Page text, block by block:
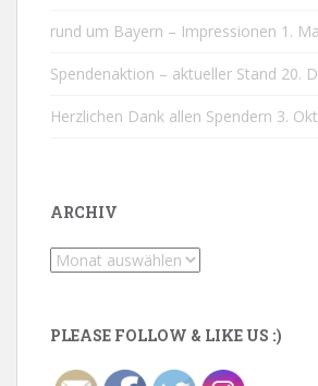
rund um Bayern – Impressionen 1.
Spendenaktion – aktueller Stand 20.
Herzlichen Dank allen Spendern 3.
ARCHIV
Archiv
PLEASE FOLLOW & LIKE US :)